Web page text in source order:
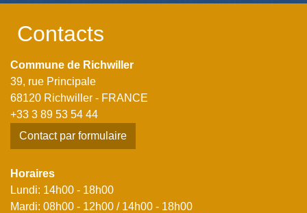
Contacts
Commune de Richwiller
39, rue Principale
68120 Richwiller - FRANCE
+33 3 89 53 54 44
Contact par formulaire
Horaires
Lundi: 14h00 - 18h00
Mardi: 08h00 - 12h00 / 14h00 - 18h00